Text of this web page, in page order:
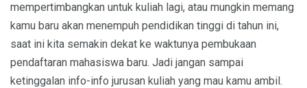
mempertimbangkan untuk kuliah lagi, atau mungkin memang
kamu baru akan menempuh pendidikan tinggi di tahun ini,
saat ini kita semakin dekat ke waktunya pembukaan
pendaftaran mahasiswa baru. Jadi jangan sampai
ketinggalan info-info jurusan kuliah yang mau kamu ambil.